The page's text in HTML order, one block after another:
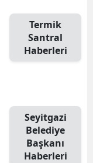
Termik
Santral
Haberleri
Seyitgazi
Belediye
Başkanı
Haberleri